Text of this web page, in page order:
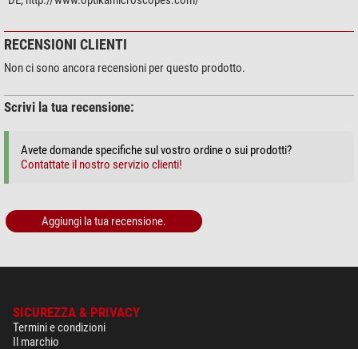
RECENSIONI CLIENTI
Non ci sono ancora recensioni per questo prodotto.
Scrivi la tua recensione:
Avete domande specifiche sul vostro ordine o sui prodotti?
Contattate il nostro servizio clienti!
Aggiungi la tua recensione.
SICUREZZA & PRIVACY
Termini e condizioni
Il marchio